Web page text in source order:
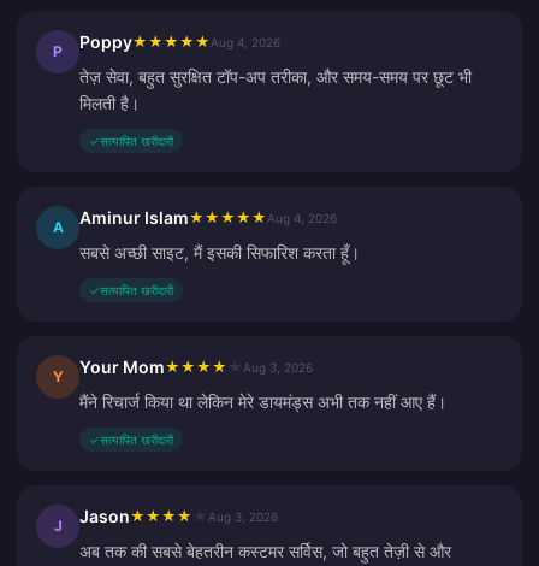
P Poppy★ ★ ★ ★ ★ Aug 4, 2026
तेज़ सेवा, बहुत सुरक्षित टॉप-अप तरीका, और समय-समय पर छूट भी
मिलती है।
✓सत्यापित खरीदारी
A Aminur Islam★ ★ ★ ★ ★ Aug 4, 2026
सबसे अच्छी साइट, मैं इसकी सिफारिश करता हूँ।
✓सत्यापित खरीदारी
Y Your Mom★ ★ ★ ★ Aug 3, 2026
मैंने रिचार्ज किया था लेकिन मेरे डायमंड्स अभी तक नहीं आए हैं।
✓सत्यापित खरीदारी
J Jason★ ★ ★ ★ Aug 3, 2026
अब तक की सबसे बेहतरीन कस्टमर सर्विस, जो बहुत तेज़ी से और